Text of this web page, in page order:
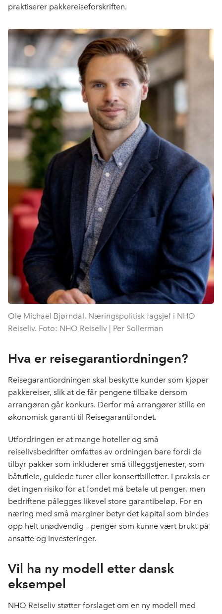
praktiserer pakkereiseforskriften.
Ole Michael Bjørndal, Næringspolitisk fagsjef i NHO
Reiseliv. Foto: NHO Reiseliv | Per Sollerman
Hva er reisegarantiordningen?
Reisegarantiordningen skal beskytte kunder som kjøper
pakkereiser, slik at de får pengene tilbake dersom
arrangøren går konkurs. Derfor må arrangører stille en
økonomisk garanti til Reisegarantifondet.
Utfordringen er at mange hoteller og små
reiselivsbedrifter omfattes av ordningen bare fordi de
tilbyr pakker som inkluderer små tilleggstjenester, som
båtutleie, guidede turer eller konsertbilletter. I praksis er
det ingen risiko for at fondet må betale ut penger, men
bedriftene pålegges likevel store garantibeløp. For en
næring med små marginer betyr det kapital som bindes
opp helt unødvendig – penger som kunne vært brukt på
ansatte og investeringer.
Vil ha ny modell etter dansk
eksempel
NHO Reiseliv støtter forslaget om en ny modell med